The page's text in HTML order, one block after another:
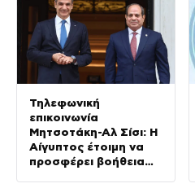
Τηλεφωνική
επικοινωνία
Μητσοτάκη-Αλ Σίσι: Η
Αίγυπτος έτοιμη να
προσφέρει βοήθεια